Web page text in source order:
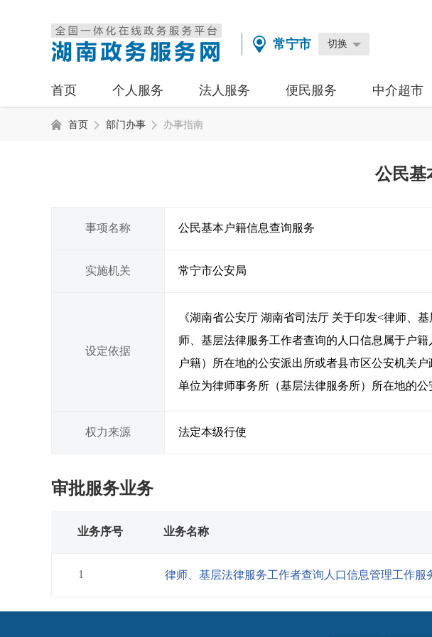
常宁市 切换
首页 个人服务 法人服务 便民服务 中介超市
首页 部门办事 办事指南
公民基
事项名称 公民基本户籍信息查询服务
实施机关 常宁市公安局
设定依据
《湖南省公安厅 湖南省司法厅 关于印发<律师、
师、基层法律服务工作者查询的人口信息属于户
户籍）所在地的公安派出所或者县市区公安机关
单位为律师事务所（基层法律服务所）所在地的
权力来源 法定本级行使
审批服务业务
业务序号 业务名称
1 律师、基层法律服务工作者查询人口信息管理工作服